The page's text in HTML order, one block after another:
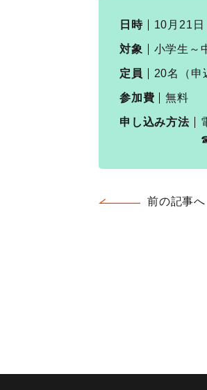
日時 10月21
対象 小学生～
定員 20名（申
参加費 無料
申し込み方法
前の記事へ